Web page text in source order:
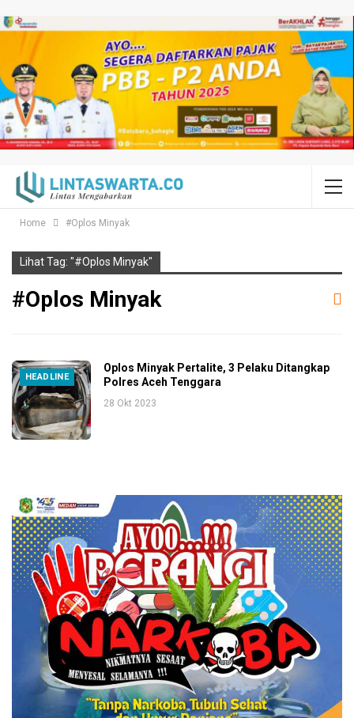
Home #Oplos Minyak
Lihat Tag: "#Oplos Minyak"
#Oplos Minyak
HEADLINE
Oplos Minyak Pertalite, 3 Pelaku Ditangkap
Polres Aceh Tenggara
28 Okt 2023